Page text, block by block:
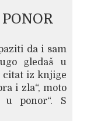
da i sam
gledaš u
citat iz knjige
i zla“, moto
u ponor“. S